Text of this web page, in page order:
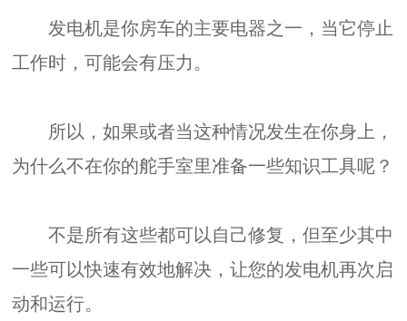
发电机是你房车的主要电器之一，当它停止
工作时，可能会有压力。
所以，如果或者当这种情况发生在你身上，
为什么不在你的舵手室里准备一些知识工具呢？
不是所有这些都可以自己修复，但至少其中
一些可以快速有效地解决，让您的发电机再次启
动和运行。